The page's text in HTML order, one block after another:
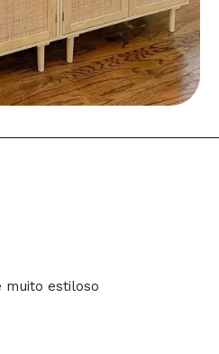
muito estiloso